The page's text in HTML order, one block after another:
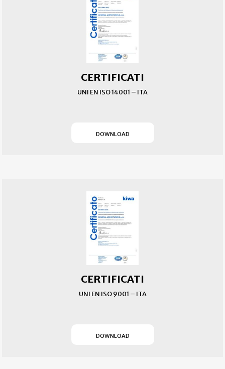
CERTIFICATI
UNI EN ISO 14001 – ITA
DOWNLOAD(SI APRE IN UN NUOVO
CERTIFICATI
UNI EN ISO 9001 – ITA
DOWNLOAD(SI APRE IN UN NUOVO